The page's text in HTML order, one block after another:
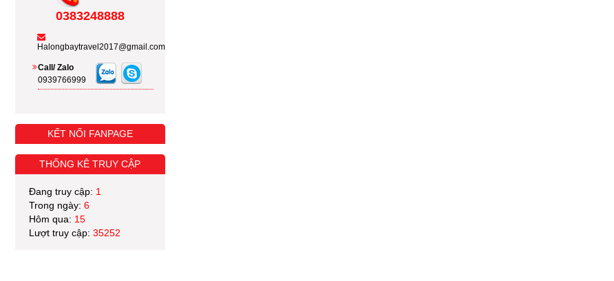
0383248888
Halongbaytravel2017@gmail.com
Call/ Zalo
0939766999
KẾT NỐI FANPAGE
THỐNG KÊ TRUY CẬP
Đang truy cập: 1
Trong ngày: 6
Hôm qua: 15
Lượt truy cập: 35252